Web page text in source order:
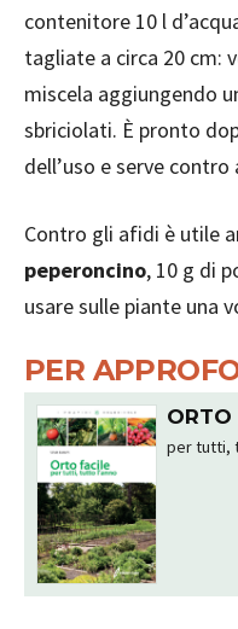
contenitore 10 l
tagliate a circa 20 cm:
miscela aggiungendo
sbriciolati. È pronto
dell’uso e serve
Contro gli afidi è utile
peperoncino, 10 g di
usare sulle piante una
PER
ORTO
per tutti,